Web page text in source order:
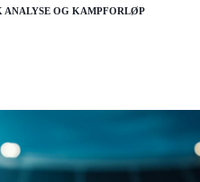
ANALYSE OG KAMPFORLØP